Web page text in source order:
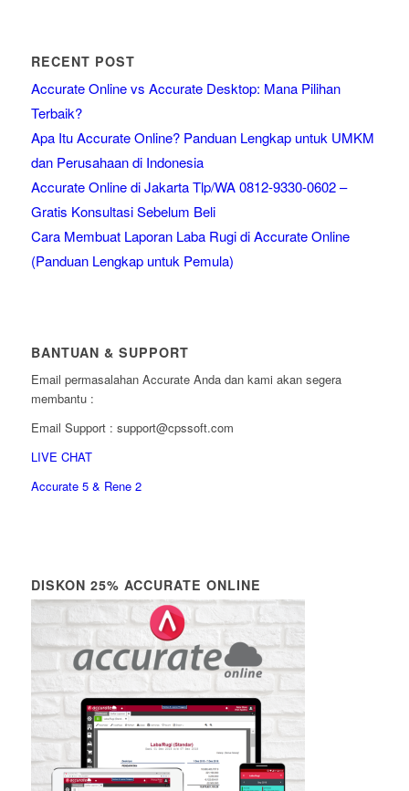
RECENT POST
Accurate Online vs Accurate Desktop: Mana Pilihan
Terbaik?
Apa Itu Accurate Online? Panduan Lengkap untuk UMKM
dan Perusahaan di Indonesia
Accurate Online di Jakarta Tlp/WA 0812-9330-0602 –
Gratis Konsultasi Sebelum Beli
Cara Membuat Laporan Laba Rugi di Accurate Online
(Panduan Lengkap untuk Pemula)
BANTUAN & SUPPORT
Email permasalahan Accurate Anda dan kami akan segera
membantu :
Email Support : support@cpssoft.com
LIVE CHAT
Accurate 5 & Rene 2
DISKON 25% ACCURATE ONLINE